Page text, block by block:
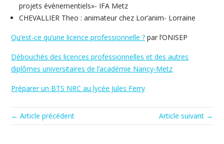
projets évènementiels»- IFA Metz
CHEVALLIER Theo : animateur chez Lor’anim- Lorraine
Qu’est-ce qu’une licence professionnelle ? par l’ONISEP
Débouchés des licences professionnelles et des autres
diplômes universitaires de l’académie Nancy-Metz
Préparer un BTS NRC au lycée Jules Ferry
← Article précédent Article suivant →